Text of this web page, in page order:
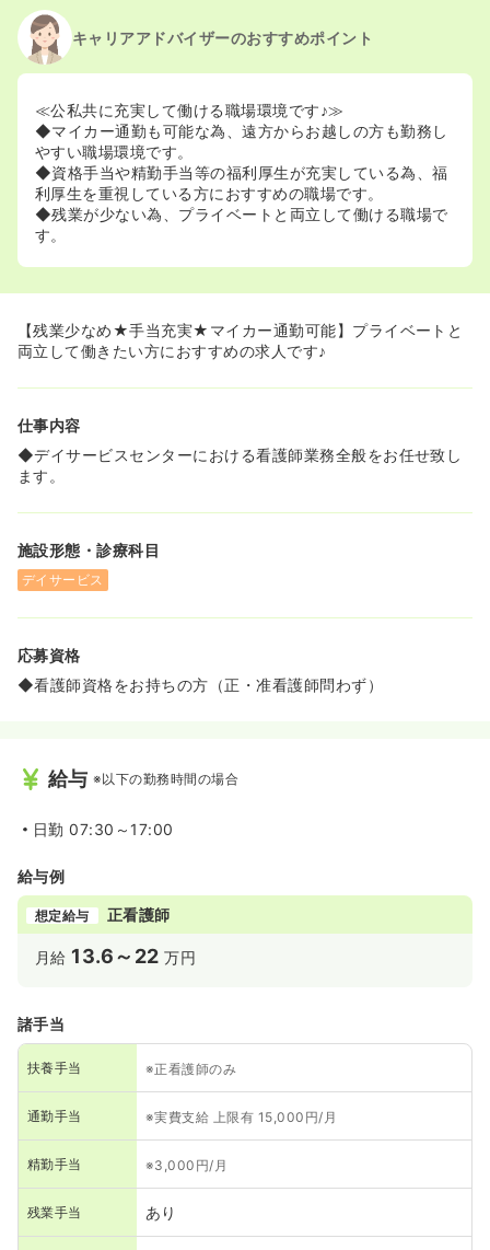
キャリアアドバイザーのおすすめポイント
≪公私共に充実して働ける職場環境です♪≫
◆マイカー通勤も可能な為、遠方からお越しの方も勤務し
やすい職場環境です。
◆資格手当や精勤手当等の福利厚生が充実している為、福
利厚生を重視している方におすすめの職場です。
◆残業が少ない為、プライベートと両立して働ける職場で
す。
【残業少なめ★手当充実★マイカー通勤可能】プライベートと
両立して働きたい方におすすめの求人です♪
仕事内容
◆デイサービスセンターにおける看護師業務全般をお任せ致し
ます。
施設形態・診療科目
デイサービス
応募資格
◆看護師資格をお持ちの方（正・准看護師問わず）
給与 ※以下の勤務時間の場合
日勤 07:30～17:00
給与例
想定給与 正看護師
月給 13.6～22 万円
諸手当
扶養手当 ※正看護師のみ
通勤手当 ※実費支給 上限有 15,000円/月
精勤手当 ※3,000円/月
残業手当 あり